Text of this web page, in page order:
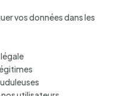
vos données dans les